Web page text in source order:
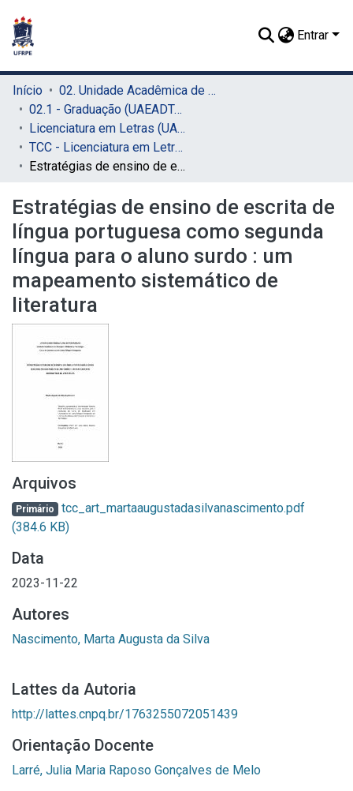
Entrar
Início
02. Unidade Acadêmica de Educação a Distância e Tecnologia (UAEADTec)
02.1 - Graduação (UAEADTec)
Licenciatura em Letras (UAEADTec)
TCC - Licenciatura em Letras (UAEADTec)
Estratégias de ensino de escrita de língua portuguesa como segunda língua para o aluno surdo : um mapeamento sistemático de literatura
Estratégias de ensino de escrita de
língua portuguesa como segunda
língua para o aluno surdo : um
mapeamento sistemático de
literatura
Arquivos
Primário tcc_art_martaaugustadasilvanascimento.pdf
(384.6 KB)
Data
2023-11-22
Autores
Nascimento, Marta Augusta da Silva
Lattes da Autoria
http://lattes.cnpq.br/1763255072051439
Orientação Docente
Larré, Julia Maria Raposo Gonçalves de Melo